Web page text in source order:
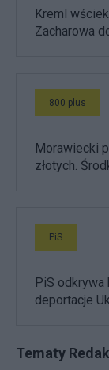
Kreml
Zacharowa
800 plus
Morawiecki
złotych.
PiS
PiS odkrywa
deportacje
Tematy